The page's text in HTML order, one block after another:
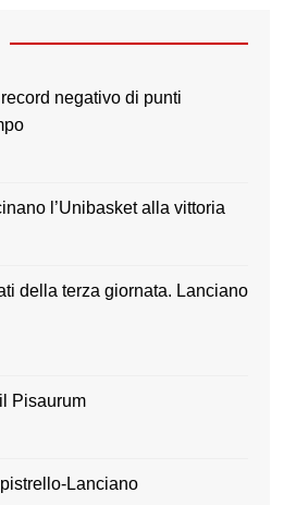
T
negativo di punti
l’Unibasket alla vittoria
della terza giornata. Lanciano
Pisaurum
Lanciano